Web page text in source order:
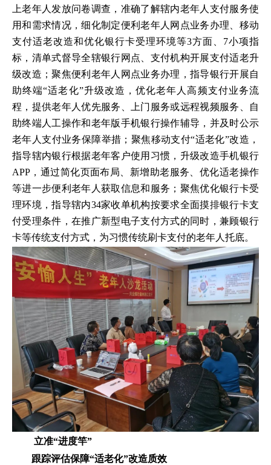
上老年人发放问卷调查，准确了解辖内老年人支付服务使
用和需求情况，细化制定便利老年人网点业务办理、移动
支付适老改造和优化银行卡受理环境等3方面、7小项指
标，清单式督导全辖银行网点、支付机构开展支付适老升
级改造；聚焦便利老年人网点业务办理，指导银行开展自
助终端“适老化”升级改造，优化老年人高频支付业务流
程，提供老年人优先服务、上门服务或远程视频服务、自
助终端人工操作和老年版手机银行操作辅导，并及时公示
老年人支付业务保障举措；聚焦移动支付“适老化”改造，
指导辖内银行根据老年客户使用习惯，升级改造手机银行
APP，通过简化页面布局、新增助老服务、优化适老操作
等进一步便利老年人获取信息和服务；聚焦优化银行卡受
理环境，指导辖内34家收单机构按要求全面摸排银行卡支
付受理条件，在推广新型电子支付方式的同时，兼顾银行
卡等传统支付方式，为习惯传统刷卡支付的老年人托底。
立准“进度竿”
跟踪评估保障“适老化”改造质效